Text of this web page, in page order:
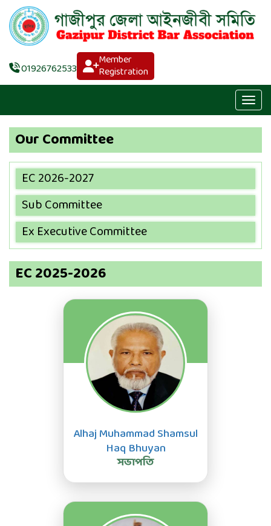
01926762533 Member
Registration
Our Committee
EC 2026-2027
Sub Committee
Ex Executive Committee
EC 2025-2026
Alhaj Muhammad Shamsul
Haq Bhuyan
সভাপতি